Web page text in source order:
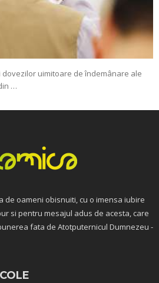
uimitoare de îndemânare ale
…
de oameni obisnuiti, cu o imensa iubire
si pentru mesajul adus de acesta, care
fata de Atotputernicul Dumnezeu -